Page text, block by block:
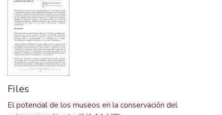
Files
El potencial de los museos en la conservación del